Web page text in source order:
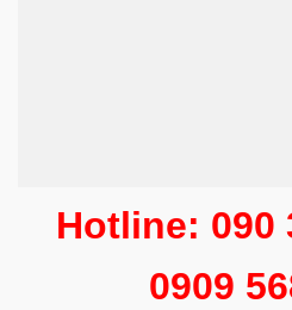
Hotline: 090
0909